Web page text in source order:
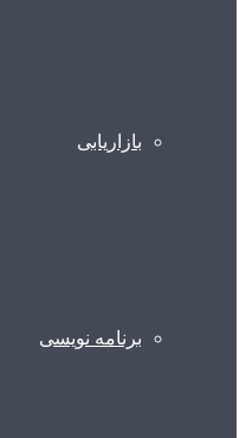
بازاریابی
برنامه نویسی